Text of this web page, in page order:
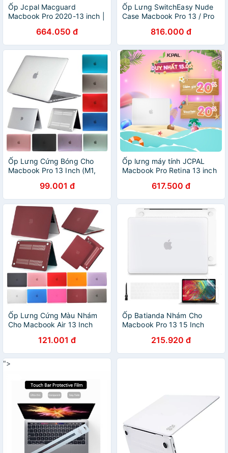
Ốp Jcpal Macguard
Macbook Pro 2020-13 inch |
2016-15 inch chống trầy
xước, chống ánh sáng xanh
664.050 đ
Ốp Lưng SwitchEasy Nude
Case Macbook Pro 13 / Pro
816.000 đ
Ốp Lưng Cứng Bóng Cho
Macbook Pro 13 Inch (M1,
A1708 A1989 A2159 A2289
A2251
99.001 đ
Ốp lưng máy tính JCPAL
Macbook Pro Retina 13 inch
đập tốt, mỏng nhẹ đa dạng
màu sắc
617.500 đ
Ốp Lưng Cứng Màu Nhám
Cho Macbook Air 13 Inch
121.001 đ
Ốp Batianda Nhám Cho
Macbook Pro 13 15 Inch
Thanh Cảm Ứng
A1706/a1989/a1708/a2159/a1707/a1990
215.920 đ
">